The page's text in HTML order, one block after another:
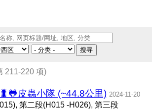
搜寻
211-220 项)
皮蟲小隊 (~44.8公里) 2024-11-20
第二段(H015 -H026), 第三段